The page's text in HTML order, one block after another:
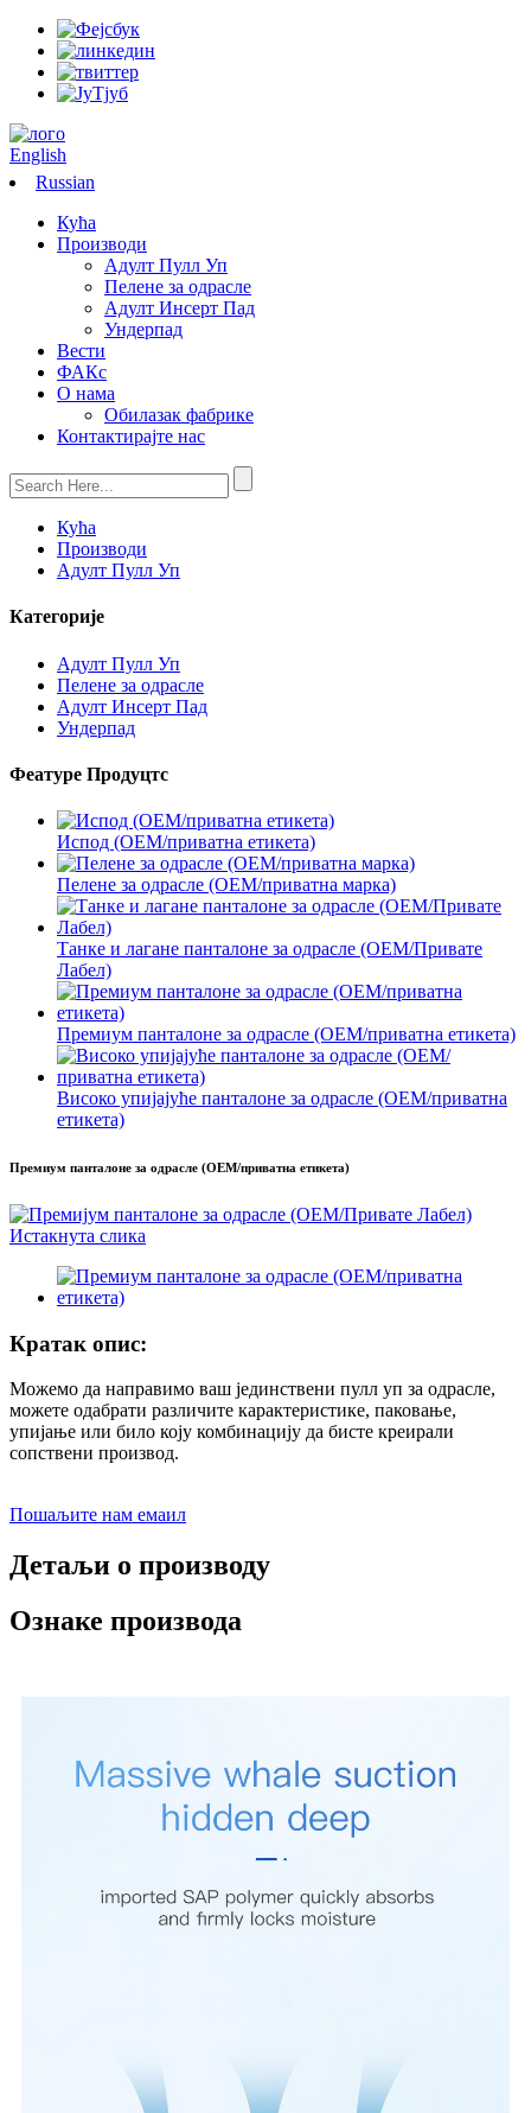
English
Russian
Кућа
Производи
Адулт Пулл Уп
Пелене за одрасле
Адулт Инсерт Пад
Ундерпад
Вести
ФАКс
О нама
Обилазак фабрике
Контактирајте нас
Кућа
Производи
Адулт Пулл Уп
Категорије
Адулт Пулл Уп
Пелене за одрасле
Адулт Инсерт Пад
Ундерпад
Феатуре Продуцтс
Испод (ОЕМ/приватна етикета)
Пелене за одрасле (ОЕМ/приватна марка)
Танке и лагане панталоне за одрасле (ОЕМ/Привате
Лабел)
Премиум панталоне за одрасле (ОЕМ/приватна етикета)
Високо упијајуће панталоне за одрасле (ОЕМ/приватна
етикета)
Премиум панталоне за одрасле (ОЕМ/приватна етикета)
Кратак опис:
Можемо да направимо ваш јединствени пулл уп за одрасле,
можете одабрати различите карактеристике, паковање,
упијање или било коју комбинацију да бисте креирали
сопствени производ.
Пошаљите нам емаил
Детаљи о производу
Ознаке производа